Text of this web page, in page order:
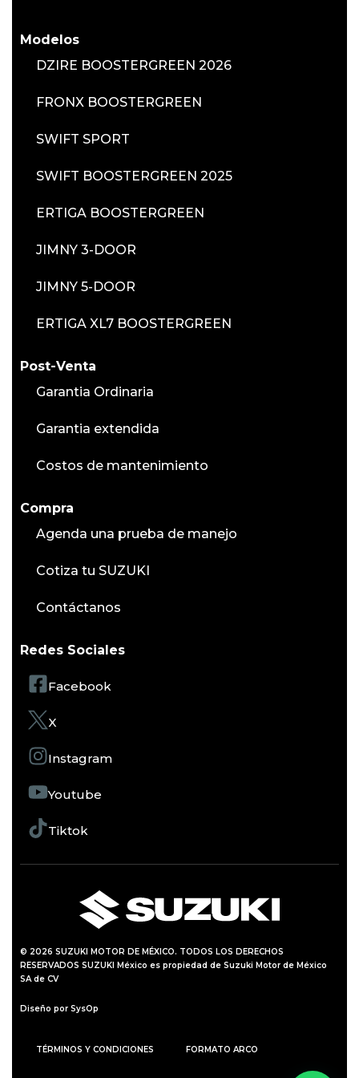
Modelos
DZIRE BOOSTERGREEN 2026
FRONX BOOSTERGREEN
SWIFT SPORT
SWIFT BOOSTERGREEN 2025
ERTIGA BOOSTERGREEN
JIMNY 3-DOOR
JIMNY 5-DOOR
ERTIGA XL7 BOOSTERGREEN
Post-Venta
Garantia Ordinaria
Garantia extendida
Costos de mantenimiento
Compra
Agenda una prueba de manejo
Cotiza tu SUZUKI
Contáctanos
Redes Sociales
Facebook
X
Instagram
Youtube
Tiktok
© 2026 SUZUKI MOTOR DE MÉXICO. TODOS LOS DERECHOS
RESERVADOS SUZUKI México es propiedad de Suzuki Motor de México
SA de CV
Diseño por SysOp
TÉRMINOS Y CONDICIONES FORMATO ARCO